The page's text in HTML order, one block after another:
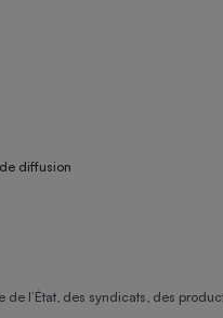
diffusion
l’État, des syndicats, des